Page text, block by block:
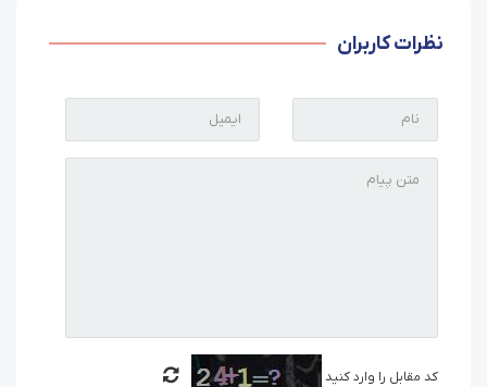
نظرات کاربران
کد مقابل را وارد کنید